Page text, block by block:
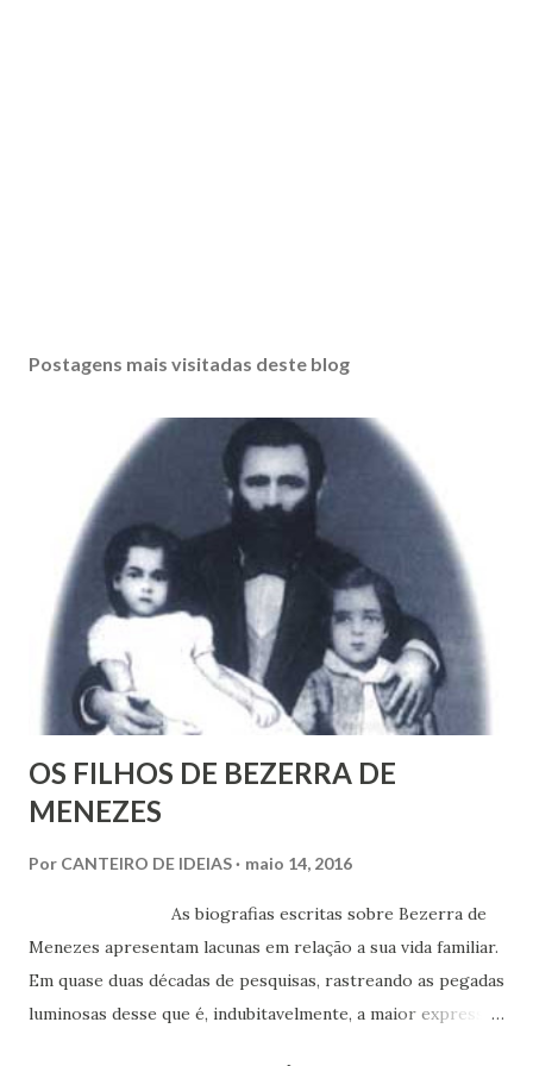
Postagens mais visitadas deste blog
OS FILHOS DE BEZERRA DE
MENEZES
Por CANTEIRO DE IDEIAS maio 14, 2016
As biografias escritas sobre Bezerra de
Menezes apresentam lacunas em relação a sua vida familiar.
Em quase duas décadas de pesquisas, rastreando as pegadas
luminosas desse que é, indubitavelmente, a maior expressão